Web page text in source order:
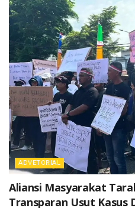
ADVETORIAL
Aliansi Masyarakat
Transparan Usut Kasus